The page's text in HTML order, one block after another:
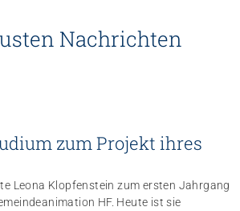
Nachrichten
zum Projekt ihres
Leona Klopfenstein zum ersten Jahrgang
HF. Heute ist sie